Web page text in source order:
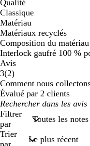
Qualité
Classique
Matériau
Matériaux recyclés
Composition du matériau
Interlock gaufré 100 %
Avis
3(22
avis
)
Comment nous
Évalué par 2 clients
Mes
recherches
saisies
Filtrer
par
Trier